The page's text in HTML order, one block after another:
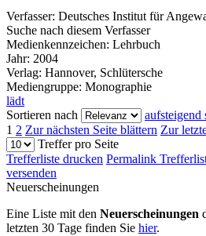
Verfasser: Deutsches Institut für
Suche nach diesem Verfasser
Medienkennzeichen: Lehrbuch
Jahr: 2004
Verlag: Hannover, Schlütersche
Mediengruppe: Monographie
lädt
Sortieren nach
aufsteigend
1 2 Zur nächsten Seite blättern Zur
Treffer pro Seite
Trefferliste drucken Permalink
versenden
Neuerscheinungen
Eine Liste mit den Neuerscheinungen
letzten 30 Tage finden Sie hier.